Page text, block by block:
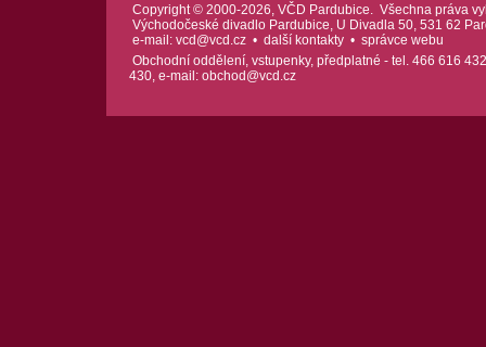
Copyright © 2000-2026, VČD Pardubice. Všechna práva
Východočeské divadlo Pardubice, U Divadla 50, 531 62
e-mail: vcd@vcd.cz• další kontakty• správce webu
Obchodní oddělení, vstupenky, předplatné - tel. 466 616
430, e-mail: obchod@vcd.cz